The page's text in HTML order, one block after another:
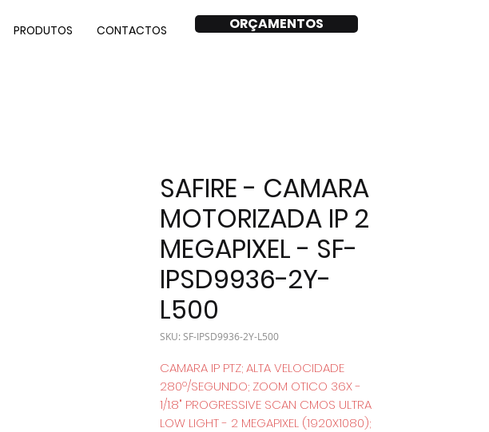
PRODUTOS CONTACTOS ORÇAMENTOS
SAFIRE - CAMARA
MOTORIZADA IP 2
MEGAPIXEL - SF-
IPSD9936-2Y-
L500
SKU: SF-IPSD9936-2Y-L500
CAMARA IP PTZ; ALTA VELOCIDADE
280º/SEGUNDO; ZOOM OTICO 36X -
1/1.8" PROGRESSIVE SCAN CMOS ULTRA
LOW LIGHT - 2 MEGAPIXEL (1920X1080);